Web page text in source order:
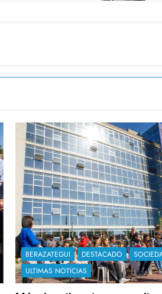
BERAZATEGUI DESTACADO
ULTIMAS NOTICIAS